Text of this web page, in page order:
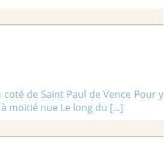
de Saint Paul de Vence Pour y
moitié nue Le long du [...]